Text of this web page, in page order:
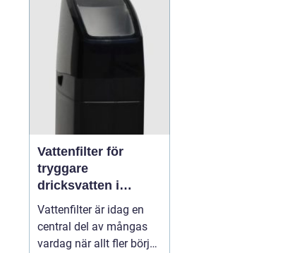
En av de mest effektiva
och este...
Vattenfilter för
tryggare
dricksvatten i
vardagen
Vattenfilter är idag en
central del av mångas
vardag när allt fler börjar